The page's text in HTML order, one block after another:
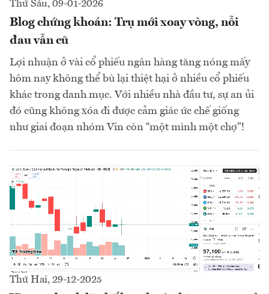
Thứ Sáu, 09-01-2026
Blog chứng khoán: Trụ mới xoay vòng, nỗi
đau vẫn cũ
Lợi nhuận ở vài cổ phiếu ngân hàng tăng nóng mấy
hôm nay không thể bù lại thiệt hại ở nhiều cổ phiếu
khác trong danh mục. Với nhiều nhà đầu tư, sự an ủi
đó cũng không xóa đi được cảm giác ức chế giống
như giai đoạn nhóm Vin còn “một mình một chợ”!
Thứ Hai, 29-12-2025